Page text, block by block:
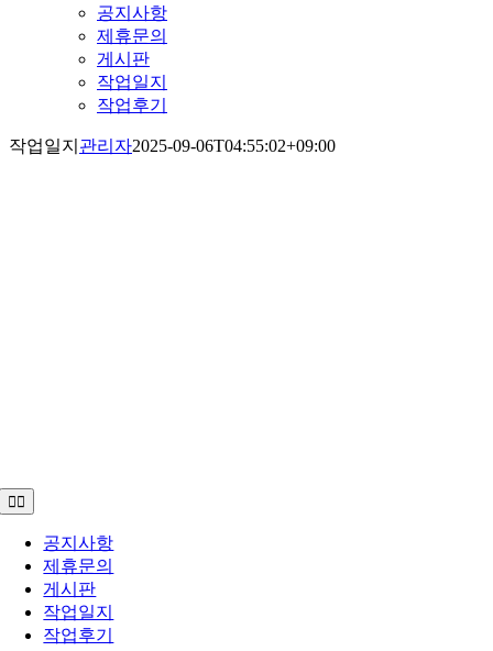
공지사항
제휴문의
게시판
작업일지
작업후기
작업일지 관리자2025-09-06T04:55:02+09:00
Toggle
Navigation
공지사항
제휴문의
게시판
작업일지
작업후기